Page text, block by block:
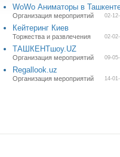
WoWo Аниматоры в
Организация мероприятий 02-
Кейтеринг Киев
Торжества и развлечения 02-
ТАШКЕНТшоу.UZ
Организация мероприятий 09-
Regallook.uz
Организация мероприятий 14-